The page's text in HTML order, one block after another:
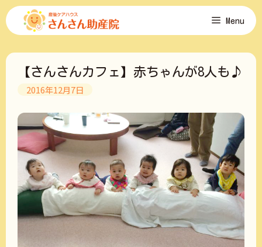
コ
ン
ツ
Menu
【さんさんカフェ】赤ちゃんが8人も♪
2016年12月7日